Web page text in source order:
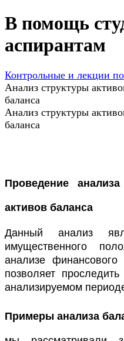
В помощь
аспирантам
Контрольные и лекции по
Анализ структуры
баланса
Анализ структуры
баланса
Проведение
активов баланса
Данный анализ
имущественного
анализе финансового
позволяет
анализируемом
Примеры анализа